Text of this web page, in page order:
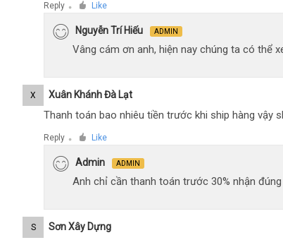
Reply ● Like
Nguyễn Trí Hiếu ADMIN
Vâng cám ơn anh, hiện nay chúng ta có thể
X Xuân Khánh Đà Lạt
Thanh toán bao nhiêu tiền trước khi ship hàng vậy
Reply ● Like
Admin ADMIN
Anh chỉ cần thanh toán trước 30% nhận
S Sơn Xây Dựng